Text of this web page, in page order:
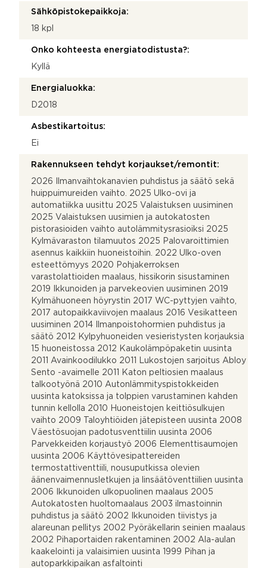
Sähköpistokepaikkoja:
18 kpl
Onko kohteesta energiatodistusta?:
Kyllä
Energialuokka:
D2018
Asbestikartoitus:
Ei
Rakennukseen tehdyt korjaukset/remontit:
2026 Ilmanvaihtokanavien puhdistus ja säätö sekä
huippuimureiden vaihto. 2025 Ulko-ovi ja
automatiikka uusittu 2025 Valaistuksen uusiminen
2025 Valaistuksen uusimien ja autokatosten
pistorasioiden vaihto autolämmitysrasioiksi 2025
Kylmävaraston tilamuutos 2025 Palovaroittimien
asennus kaikkiin huoneistoihin. 2022 Ulko-oven
esteettömyys 2020 Pohjakerroksen
varastolattioiden maalaus, hissikorin sisustaminen
2019 Ikkunoiden ja parvekeovien uusiminen 2019
Kylmähuoneen höyrystin 2017 WC-pyttyjen vaihto,
2017 autopaikkaviivojen maalaus 2016 Vesikatteen
uusiminen 2014 Ilmanpoistohormien puhdistus ja
säätö 2012 Kylpyhuoneiden vesieristysten korjauksia
15 huoneistossa 2012 Kaukolämpöpaketin uusinta
2011 Avainkoodilukko 2011 Lukostojen sarjoitus Abloy
Sento -avaimelle 2011 Katon peltiosien maalaus
talkootyönä 2010 Autonlämmityspistokkeiden
uusinta katoksissa ja tolppien varustaminen kahden
tunnin kellolla 2010 Huoneistojen keittiösulkujen
vaihto 2009 Taloyhtiöiden jätepisteen uusinta 2008
Väestösuojan padotusventtiilin uusinta 2006
Parvekkeiden korjaustyö 2006 Elementtisaumojen
uusinta 2006 Käyttövesipattereiden
termostattiventtiili, nousuputkissa olevien
äänenvaimennusletkujen ja linsäätöventtiilien uusinta
2006 Ikkunoiden ulkopuolinen maalaus 2005
Autokatosten huoltomaalaus 2003 ilmastoinnin
puhdistus ja säätö 2002 Ikkunoiden tiivistys ja
alareunan pellitys 2002 Pyöräkellarin seinien maalaus
2002 Pihaportaiden rakentaminen 2002 Ala-aulan
kaakelointi ja valaisimien uusinta 1999 Pihan ja
autoparkkipaikan asfaltointi